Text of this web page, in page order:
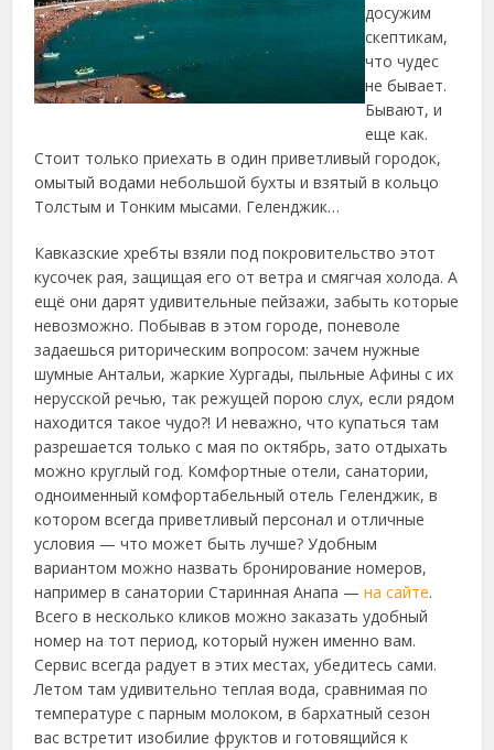
досужим
скептикам,
что чудес
не бывает.
Бывают, и
еще как.
Стоит только приехать в один приветливый городок,
омытый водами небольшой бухты и взятый в кольцо
Толстым и Тонким мысами. Геленджик…
Кавказские хребты взяли под покровительство этот
кусочек рая, защищая его от ветра и смягчая холода. А
ещё они дарят удивительные пейзажи, забыть которые
невозможно. Побывав в этом городе, поневоле
задаешься риторическим вопросом: зачем нужные
шумные Антальи, жаркие Хургады, пыльные Афины с их
нерусской речью, так режущей порою слух, если рядом
находится такое чудо?! И неважно, что купаться там
разрешается только с мая по октябрь, зато отдыхать
можно круглый год. Комфортные отели, санатории,
одноименный комфортабельный отель Геленджик, в
котором всегда приветливый персонал и отличные
условия — что может быть лучше? Удобным
вариантом можно назвать бронирование номеров,
например в санатории Старинная Анапа —на сайте.
Всего в несколько кликов можно заказать удобный
номер на тот период, который нужен именно вам.
Сервис всегда радует в этих местах, убедитесь сами.
Летом там удивительно теплая вода, сравнимая по
температуре с парным молоком, в бархатный сезон
вас встретит изобилие фруктов и готовящийся к